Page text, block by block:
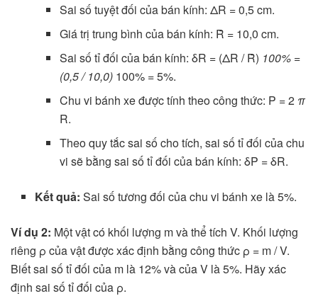
Sai số tuyệt đối của bán kính: ΔR = 0,5 cm.
Giá trị trung bình của bán kính: R̄ = 10,0 cm.
Sai số tỉ đối của bán kính: δR = (ΔR / R̄) 100% =
(0,5 / 10,0) 100% = 5%.
Chu vi bánh xe được tính theo công thức: P = 2 π
R.
Theo quy tắc sai số cho tích, sai số tỉ đối của chu
vi sẽ bằng sai số tỉ đối của bán kính: δP = δR.
Kết quả: Sai số tương đối của chu vi bánh xe là 5%.
Ví dụ 2: Một vật có khối lượng m và thể tích V. Khối lượng
riêng ρ của vật được xác định bằng công thức ρ = m / V.
Biết sai số tỉ đối của m là 12% và của V là 5%. Hãy xác
định sai số tỉ đối của ρ.